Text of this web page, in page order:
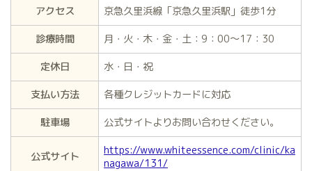
アクセス
京急久里浜線「京急久里浜駅」徒歩1分
診療時間
月・火・木・金・土：9：00～17：30
定休日
水・日・祝
支払い方法
各種クレジットカードに対応
駐車場
公式サイトよりお問い合わせください。
公式サイト
https://www.whiteessence.com/clinic/ka
nagawa/131/